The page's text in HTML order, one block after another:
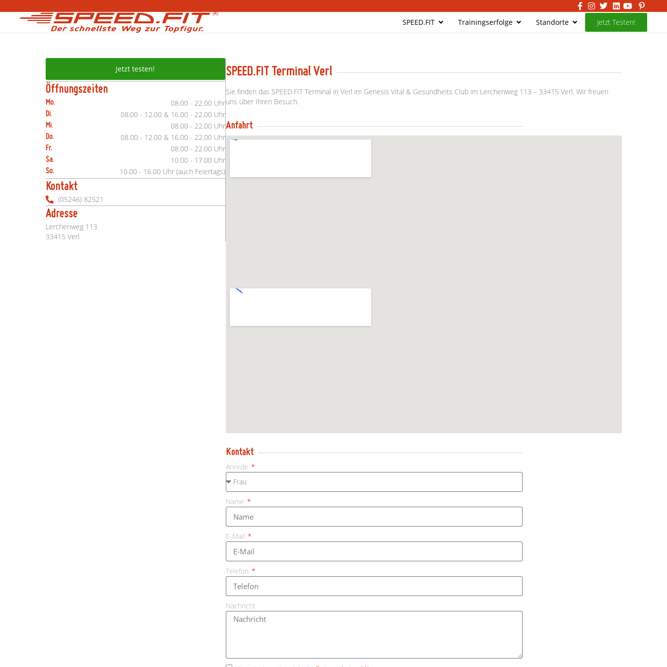
SPEED.FIT Trainingserfolge Standorte Jetzt Testen!
Jetzt testen!
Öffnungszeiten
Mo. 08.00 - 22.00 Uhr
Di. 08.00 - 12.00 & 16.00 - 22.00 Uhr
Mi. 08.00 - 22.00 Uhr
Do. 08.00 - 12.00 & 16.00 - 22.00 Uhr
Fr. 08.00 - 22.00 Uhr
Sa. 10.00 - 17.00 Uhr
So. 10.00 - 16.00 Uhr (auch Feiertags)
Kontakt
(05246) 82521
Adresse
Lerchenweg 113
33415 Verl
SPEED.FIT Terminal Verl
Sie finden das SPEED.FIT Terminal in Verl im Genesis Vital & Gesundheits Club im Lerchenweg 113 – 33415 Verl. Wir freuen
uns über Ihren Besuch.
Anfahrt
Kontakt
Anrede
Name
E-Mail
Telefon
Nachricht